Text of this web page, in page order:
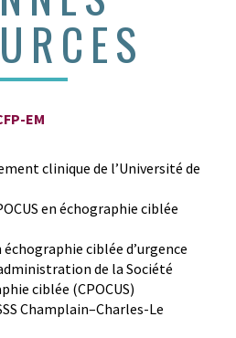
EM
clinique de l’Université de
en échographie ciblée
ciblée d’urgence
de la Société
ciblée (CPOCUS)
Champlain–Charles-Le